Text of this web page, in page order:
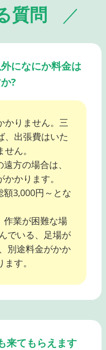
質問
になにか料金は
?
かりません。三
、出張費はいた
ん。
方の場合は、
かります。
額3,000円～とな
作業が困難な場
でいる、足場が
別途料金がかか
す。
来てもらえます